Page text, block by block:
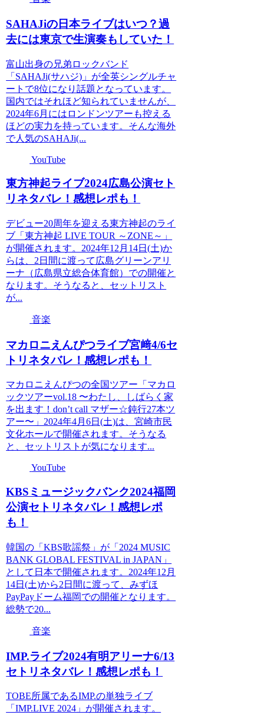
SAHAJiの日本ライブはいつ？過
去には東京で生演奏もしていた！
富山出身の兄弟ロックバンド
「SAHAJi(サハジ)」が全英シングルチャ
ートで8位になり話題となっています。
国内ではそれほど知られていませんが、
2024年6月にはロンドンツアーも控える
ほどの実力を持っています。そんな海外
で人気のSAHAJi(...
YouTube
東方神起ライブ2024広島公演セト
リネタバレ！感想レポも！
デビュー20周年を迎える東方神起のライ
ブ「東⽅神起 LIVE TOUR ～ZONE～」
が開催されます。2024年12月14日(土)か
らは、2日間に渡って広島グリーンアリ
ーナ（広島県立総合体育館）での開催と
なります。そうなると、セットリスト
が...
音楽
マカロニえんぴつライブ宮﨑4/6セ
トリネタバレ！感想レポも！
マカロニえんぴつの全国ツアー「マカロ
ックツアーvol.18 〜わたし、しばらく家
を出ます！don’t call マザー☆鈍行27本ツ
アー〜」2024年4月6日(土)は、宮崎市民
文化ホールで開催されます。そうなる
と、セットリストが気になります...
YouTube
KBSミュージックバンク2024福岡
公演セトリネタバレ！感想レポ
も！
韓国の「KBS歌謡祭」が「2024 MUSIC
BANK GLOBAL FESTIVAL in JAPAN」
として日本で開催されます。2024年12月
14日(土)から2日間に渡って、みずほ
PayPayドーム福岡での開催となります。
総勢で20...
音楽
IMP.ライブ2024有明アリーナ6/13
セトリネタバレ！感想レポも！
TOBE所属であるIMP.の単独ライブ
「IMP.LIVE 2024」が開催されます。